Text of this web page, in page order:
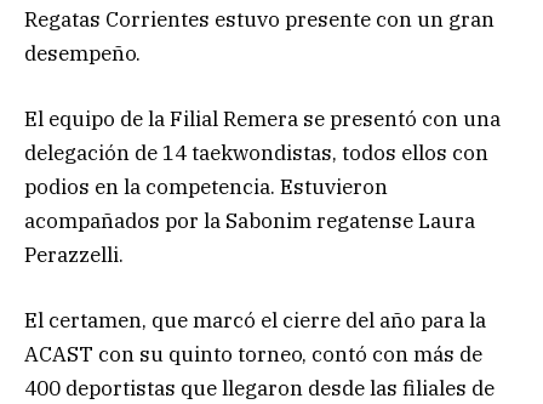
Regatas Corrientes estuvo presente con un gran
desempeño.
El equipo de la Filial Remera se presentó con una
delegación de 14 taekwondistas, todos ellos con
podios en la competencia. Estuvieron
acompañados por la Sabonim regatense Laura
Perazzelli.
El certamen, que marcó el cierre del año para la
ACAST con su quinto torneo, contó con más de
400 deportistas que llegaron desde las filiales de